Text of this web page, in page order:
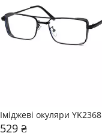
Іміджеві окуляри YK2368
529 ₴